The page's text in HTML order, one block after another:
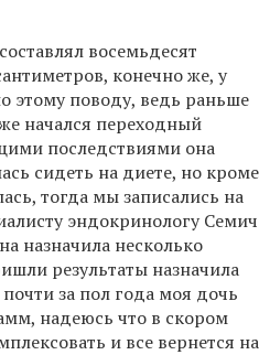
восемьдесят
конечно же, у
этому поводу, ведь раньше
начался переходный
последствиями она
сидеть на диете, но кроме
тогда мы записались на
эндокринологу Семич
назначила несколько
результаты назначила
за пол года моя дочь
надеюсь что в скором
и все вернется на